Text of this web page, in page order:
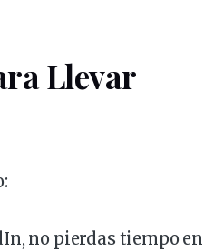
Llevar
no pierdas tiempo en